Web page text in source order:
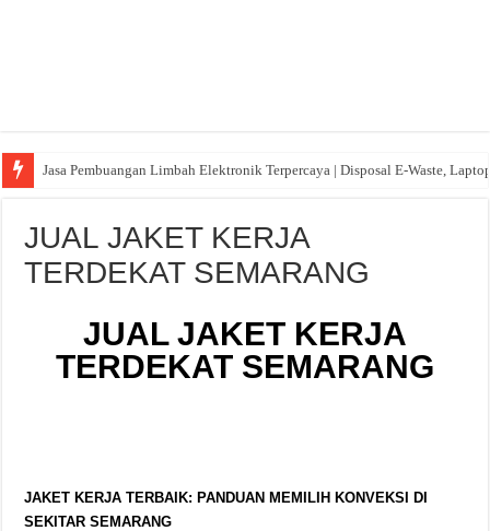
Jasa Pembuangan Limbah Elektronik Terpercaya | Disposal E-Waste,
JUAL JAKET KERJA
TERDEKAT SEMARANG
JUAL JAKET KERJA
TERDEKAT SEMARANG
JAKET KERJA TERBAIK: PANDUAN MEMILIH KONVEKSI DI
SEKITAR SEMARANG